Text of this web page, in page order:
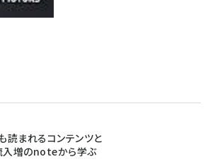
読まれるコンテンツと
入増のnoteから学ぶ